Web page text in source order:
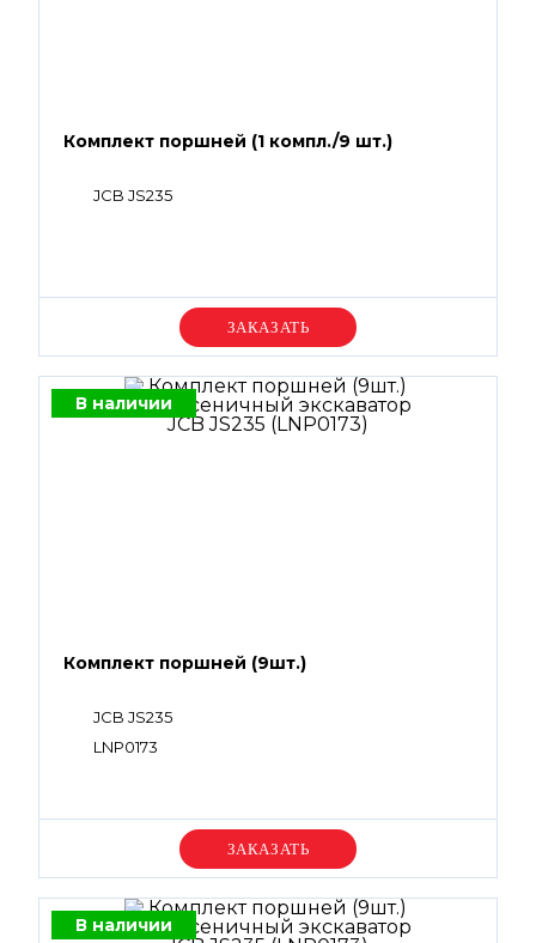
Комплект поршней (1 компл./9 шт.)
JCB JS235
Уточняйте цену
В наличии
Комплект поршней (9шт.)
JCB JS235
LNP0173
Уточняйте цену
В наличии